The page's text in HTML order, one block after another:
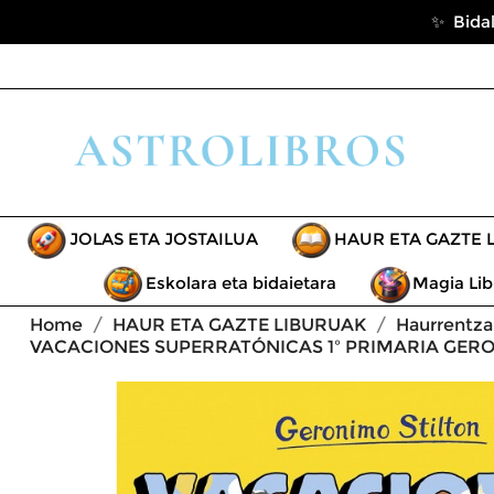
✨
JOLAS ETA JOSTAILUA HAUR ETA GAZTE
Eskolara eta bidaietara Magia
Home
HAUR ETA GAZTE LIBURUAK
VACACIONES SUPERRATÓNICAS 1º PRIMARIA